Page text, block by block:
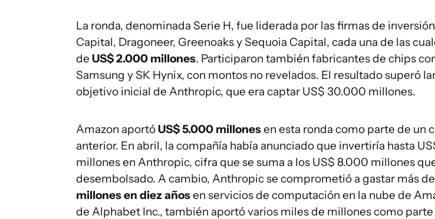
La ronda, denominada Serie H, fue liderada por las firmas de
Capital, Dragoneer, Greenoaks y Sequoia Capital, cada una de las
de US$ 2.000 millones. Participaron también fabricantes de chips
Samsung y SK Hynix, con montos no revelados. El resultado superó
objetivo inicial de Anthropic, que era captar US$ 30.000 millones.
Amazon aportóUS$ 5.000 millonesen esta ronda como parte de un
anterior. En abril, la compañía había anunciado que invertiría hasta
millones en Anthropic, cifra que se suma a los US$ 8.000 millones
desembolsado. A cambio, Anthropic se comprometió a gastar más de
millones en diez añosen servicios de computación en la nube de
de Alphabet Inc., también aportó varios miles de millones como